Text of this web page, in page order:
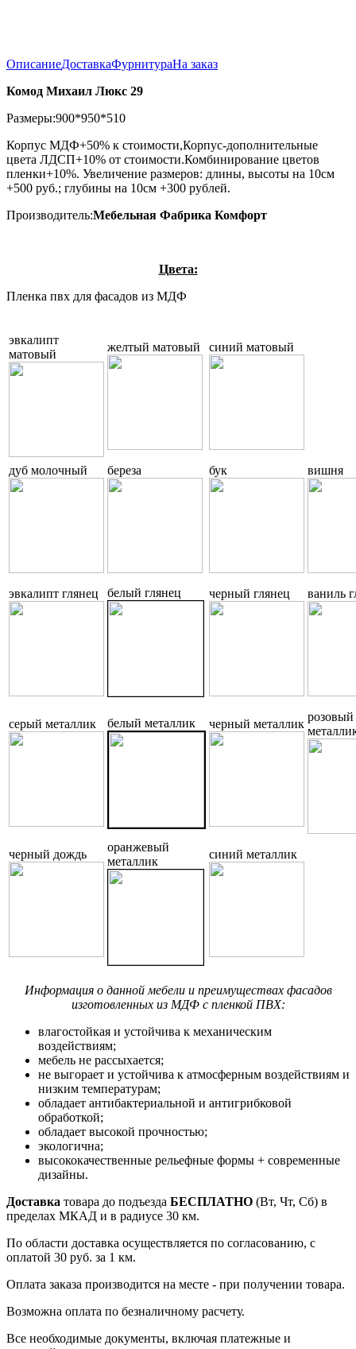
ОписаниеДоставкаФурнитураНа заказ
Комод Михаил Люкс 29
Размеры:900*950*510
Корпус МДФ+50% к стоимости,Корпус-дополнительные
цвета ЛДСП+10% от стоимости.Комбинирование цветов
пленки+10%. Увеличение размеров: длины, высоты на 10см
+500 руб.; глубины на 10см +300 рублей.
Производитель:Мебельная Фабрика Комфорт
Цвета:
Пленка пвх для фасадов из МДФ
эвкалипт
матовый
желтый матовый синий матовый
дуб молочный береза бук вишня
эвкалипт глянец белый глянец черный глянец ваниль
серый металлик белый металлик черный металлик
розовый
черный дождь
оранжевый
металлик
синий металлик
Информация о данной мебели и преимуществах фасадов
изготовленных из МДФ с пленкой ПВХ:
влагостойкая и устойчива к механическим
воздействиям;
мебель не рассыхается;
не выгорает и устойчива к атмосферным воздействиям и
низким температурам;
обладает антибактериальной и антигрибковой
обработкой;
обладает высокой прочностью;
экологична;
высококачественные рельефные формы + современные
дизайны.
Доставка товара до подъезда БЕСПЛАТНО (Вт, Чт, Сб) в
пределах МКАД и в радиусе 30 км.
По области доставка осуществляется по согласованию, с
оплатой 30 руб. за 1 км.
Оплата заказа производится на месте - при получении товара.
Возможна оплата по безналичному расчету.
Все необходимые документы, включая платежные и